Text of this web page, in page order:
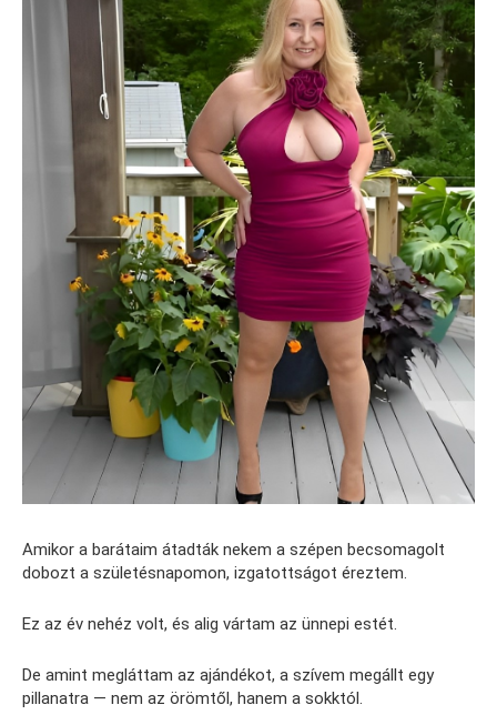
Amikor a barátaim átadták nekem a szépen becsomagolt
dobozt a születésnapomon, izgatottságot éreztem.
Ez az év nehéz volt, és alig vártam az ünnepi estét.
De amint megláttam az ajándékot, a szívem megállt egy
pillanatra — nem az örömtől, hanem a sokktól.